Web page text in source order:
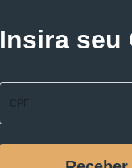
Insira seu